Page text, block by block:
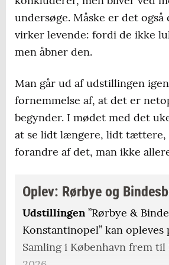
undersøge. Måske er det
virker levende: fordi de ikke
men åbner den.
Man går ud af udstillingen
fornemmelse af, at det er
begynder. I mødet med det
at se lidt længere, lidt tættere,
forandre af det, man ikke
Oplev: Rørbye og
Udstillingen”Rørbye &
Konstantinopel” kan opleves
Samling i København frem til